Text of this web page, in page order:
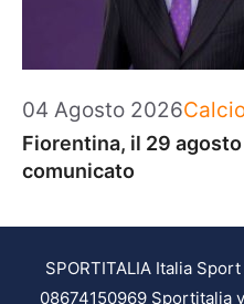
04 Agosto 2026
Fiorentina, il 29
comunicato
SPORTITALIA Italia
08674150969 Sportitalia